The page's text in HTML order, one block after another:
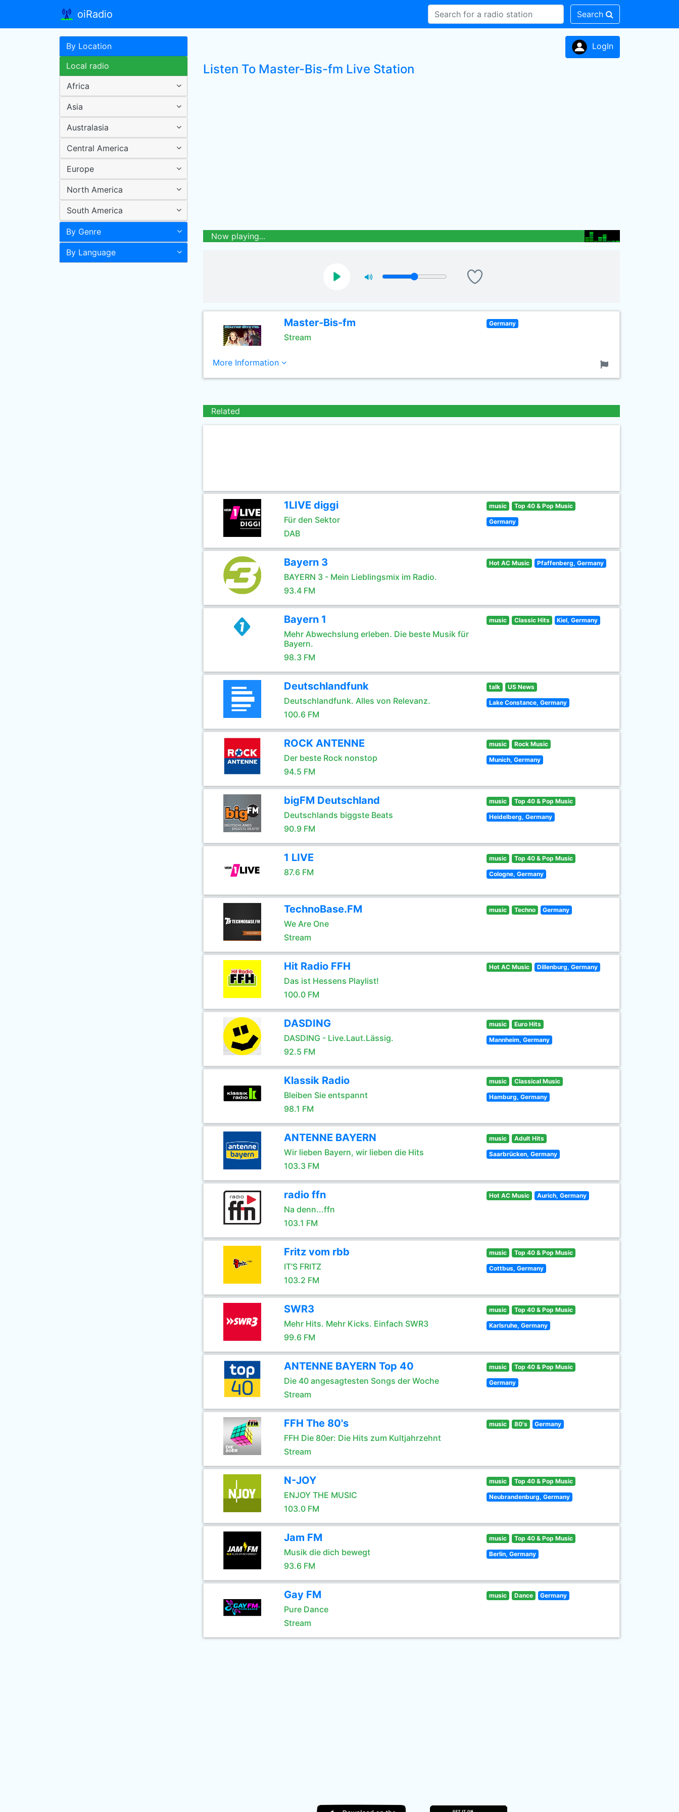
oiRadio Search
By Location
Local radio
Africa
Asia
Australasia
Central America
Europe
North America
South America
By Genre
By Language
LogIn
Listen To Master-Bis-fm Live Station
Now playing...
Master-Bis-fm
Stream
Germany
More Information
Related
1LIVE diggi
Für den Sektor
DAB
music Top 40 & Pop Music
Germany
Bayern 3
BAYERN 3 - Mein Lieblingsmix im Radio.
93.4 FM
Hot AC Music Pfaffenberg, Germany
Bayern 1
Mehr Abwechslung erleben. Die beste Musik für
Bayern.
98.3 FM
music Classic Hits Kiel, Germany
Deutschlandfunk
Deutschlandfunk. Alles von Relevanz.
100.6 FM
talk US News
Lake Constance, Germany
ROCK ANTENNE
Der beste Rock nonstop
94.5 FM
music Rock Music
Munich, Germany
bigFM Deutschland
Deutschlands biggste Beats
90.9 FM
music Top 40 & Pop Music
Heidelberg, Germany
1 LIVE
87.6 FM
music Top 40 & Pop Music
Cologne, Germany
TechnoBase.FM
We Are One
Stream
music Techno Germany
Hit Radio FFH
Das ist Hessens Playlist!
100.0 FM
Hot AC Music Dillenburg, Germany
DASDING
DASDING - Live.Laut.Lässig.
92.5 FM
music Euro Hits
Mannheim, Germany
Klassik Radio
Bleiben Sie entspannt
98.1 FM
music Classical Music
Hamburg, Germany
ANTENNE BAYERN
Wir lieben Bayern, wir lieben die Hits
103.3 FM
music Adult Hits
Saarbrücken, Germany
radio ffn
Na denn...ffn
103.1 FM
Hot AC Music Aurich, Germany
Fritz vom rbb
IT'S FRITZ
103.2 FM
music Top 40 & Pop Music
Cottbus, Germany
SWR3
Mehr Hits. Mehr Kicks. Einfach SWR3
99.6 FM
music Top 40 & Pop Music
Karlsruhe, Germany
ANTENNE BAYERN Top 40
Die 40 angesagtesten Songs der Woche
Stream
music Top 40 & Pop Music
Germany
FFH The 80's
FFH Die 80er: Die Hits zum Kultjahrzehnt
Stream
music 80's Germany
N-JOY
ENJOY THE MUSIC
103.0 FM
music Top 40 & Pop Music
Neubrandenburg, Germany
Jam FM
Musik die dich bewegt
93.6 FM
music Top 40 & Pop Music
Berlin, Germany
Gay FM
Pure Dance
Stream
music Dance Germany